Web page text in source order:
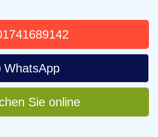
WhatsApp
Sie online